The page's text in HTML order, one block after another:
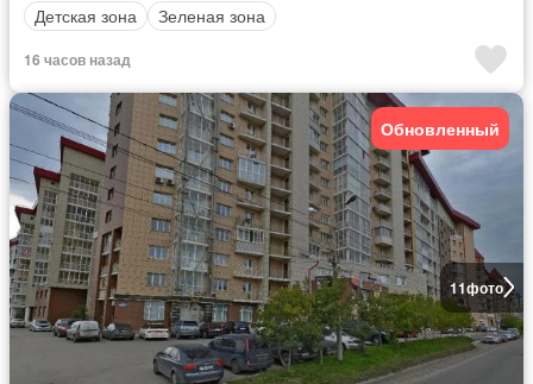
Детская зона
Зеленая зона
16 часов назад
11фото
Обновленный